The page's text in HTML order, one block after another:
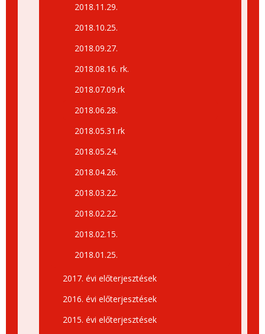
2018.11.29.
2018.10.25.
2018.09.27.
2018.08.16. rk.
2018.07.09.rk
2018.06.28.
2018.05.31.rk
2018.05.24.
2018.04.26.
2018.03.22.
2018.02.22.
2018.02.15.
2018.01.25.
2017. évi előterjesztések
2016. évi előterjesztések
2015. évi előterjesztések